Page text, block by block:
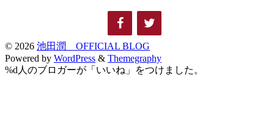
© 2026 池田潤 OFFICIAL BLOG
Powered by WordPress & Themegraphy
%d 人のブロガーが「いいね」をつけました。